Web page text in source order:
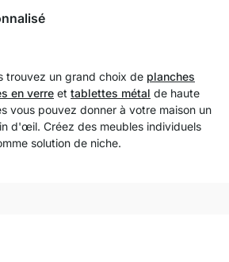
trouvez un grand choix de planches
en verre et tablettes métal de haute
vous pouvez donner à votre maison un
d'œil. Créez des meubles individuels
solution de niche.